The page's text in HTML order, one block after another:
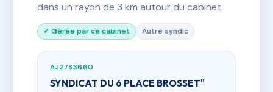
dans un rayon de 3 km autour du cabinet.
✓ Gérée par ce cabinet Autre syndic
AJ2783660
SYNDICAT DU 6 PLACE BROSSET"